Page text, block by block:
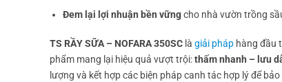
Đem lại lợi nhuận bền vữngcho nhà vườn trồng
TS RẦY SỮA – NOFARA 350SC là giải pháp hàng đầu
phẩm mang lại hiệu quả vượt trội:thấm nhanh – lưu
lượng và kết hợp các biện pháp canh tác hợp lý để